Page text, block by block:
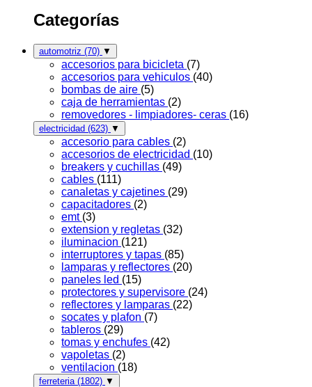
Categorías
automotriz (70) ▼
accesorios para bicicleta (7)
accesorios para vehiculos (40)
bombas de aire (5)
caja de herramientas (2)
removedores - limpiadores- ceras (16)
electricidad (623) ▼
accesorio para cables (2)
accesorios de electricidad (10)
breakers y cuchillas (49)
cables (111)
canaletas y cajetines (29)
capacitadores (2)
emt (3)
extension y regletas (32)
iluminacion (121)
interruptores y tapas (85)
lamparas y reflectores (20)
paneles led (15)
protectores y supervisore (24)
reflectores y lamparas (22)
socates y plafon (7)
tableros (29)
tomas y enchufes (42)
vapoletas (2)
ventilacion (18)
ferreteria (1802) ▼